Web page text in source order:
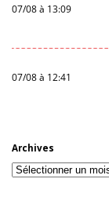
07/08 à 13:09
07/08 à 12:41
Archives
Archives